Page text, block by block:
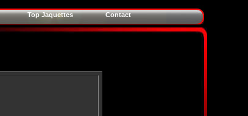
Top Jaquettes Contact